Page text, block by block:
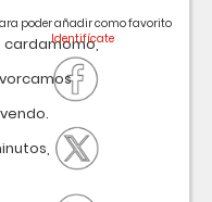
cardamomo,
poder añadir como favorito